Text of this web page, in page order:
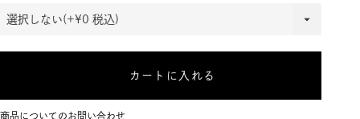
(必
カートに入れる
商品についてのお問い合わせ